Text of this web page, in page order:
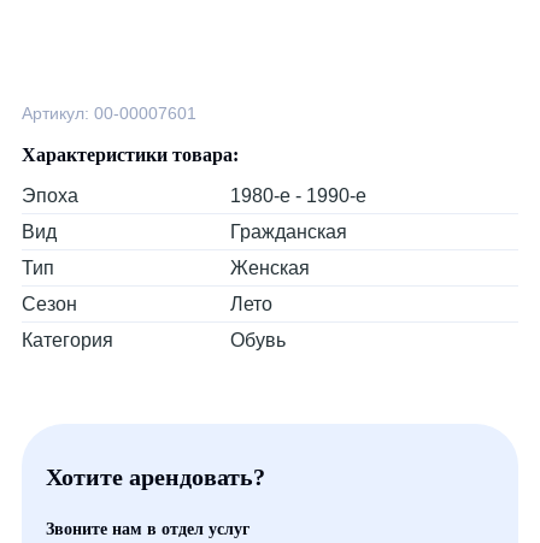
Артикул: 00-00007601
Характеристики товара:
Эпоха
1980-е - 1990-е
Вид
Гражданская
Тип
Женская
Сезон
Лето
Категория
Обувь
Хотите арендовать?
Звоните нам в отдел услуг